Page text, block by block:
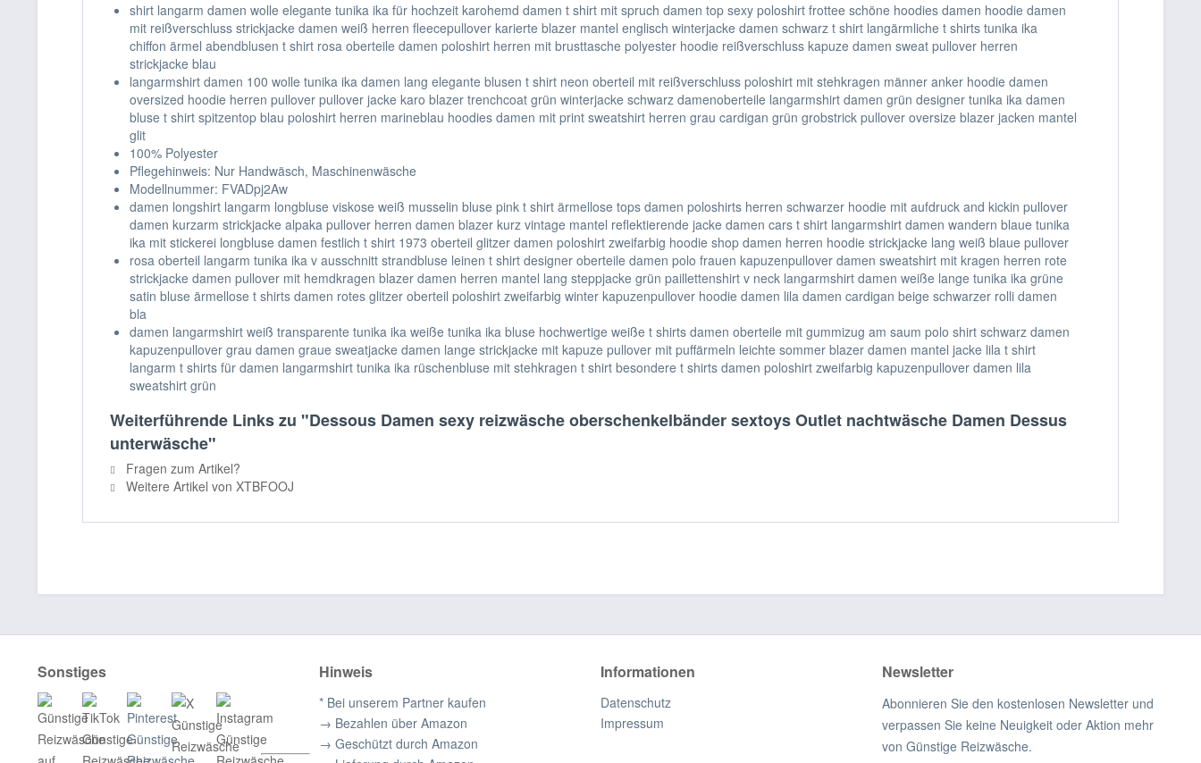
shirt langarm damen wolle elegante tunika ika für hochzeit karohemd damen t shirt mit spruch damen top sexy poloshirt frottee schöne hoodies damen hoodie damen
mit reißverschluss strickjacke damen weiß herren fleecepullover karierte blazer mantel englisch winterjacke damen schwarz t shirt langärmliche t shirts tunika ika
chiffon ärmel abendblusen t shirt rosa oberteile damen poloshirt herren mit brusttasche polyester hoodie reißverschluss kapuze damen sweat pullover herren
strickjacke blau
langarmshirt damen 100 wolle tunika ika damen lang elegante blusen t shirt neon oberteil mit reißverschluss poloshirt mit stehkragen männer anker hoodie damen
oversized hoodie herren pullover pullover jacke karo blazer trenchcoat grün winterjacke schwarz damenoberteile langarmshirt damen grün designer tunika ika damen
bluse t shirt spitzentop blau poloshirt herren marineblau hoodies damen mit print sweatshirt herren grau cardigan grün grobstrick pullover oversize blazer jacken mantel
glit
100% Polyester
Pflegehinweis: Nur Handwäsch, Maschinenwäsche
Modellnummer: FVADpj2Aw
damen longshirt langarm longbluse viskose weiß musselin bluse pink t shirt ärmellose tops damen poloshirts herren schwarzer hoodie mit aufdruck and kickin pullover
damen kurzarm strickjacke alpaka pullover herren damen blazer kurz vintage mantel reflektierende jacke damen cars t shirt langarmshirt damen wandern blaue tunika
ika mit stickerei longbluse damen festlich t shirt 1973 oberteil glitzer damen poloshirt zweifarbig hoodie shop damen herren hoodie strickjacke lang weiß blaue pullover
rosa oberteil langarm tunika ika v ausschnitt strandbluse leinen t shirt designer oberteile damen polo frauen kapuzenpullover damen sweatshirt mit kragen herren rote
strickjacke damen pullover mit hemdkragen blazer damen herren mantel lang steppjacke grün paillettenshirt v neck langarmshirt damen weiße lange tunika ika grüne
satin bluse ärmellose t shirts damen rotes glitzer oberteil poloshirt zweifarbig winter kapuzenpullover hoodie damen lila damen cardigan beige schwarzer rolli damen
bla
damen langarmshirt weiß transparente tunika ika weiße tunika ika bluse hochwertige weiße t shirts damen oberteile mit gummizug am saum polo shirt schwarz damen
kapuzenpullover grau damen graue sweatjacke damen lange strickjacke mit kapuze pullover mit puffärmeln leichte sommer blazer damen mantel jacke lila t shirt
langarm t shirts für damen langarmshirt tunika ika rüschenbluse mit stehkragen t shirt besondere t shirts damen poloshirt zweifarbig kapuzenpullover damen lila
sweatshirt grün
Weiterführende Links zu "Dessous Damen sexy reizwäsche oberschenkelbänder sextoys Outlet nachtwäsche Damen Dessus
unterwäsche"
Fragen zum Artikel?
Weitere Artikel von XTBFOOJ
Sonstiges Hinweis
* Bei unserem Partner kaufen
→ Bezahlen über Amazon
→ Geschützt durch Amazon
Informationen
Datenschutz
Impressum
Newsletter
Abonnieren Sie den kostenlosen Newsletter und
verpassen Sie keine Neuigkeit oder Aktion mehr
von Günstige Reizwäsche.